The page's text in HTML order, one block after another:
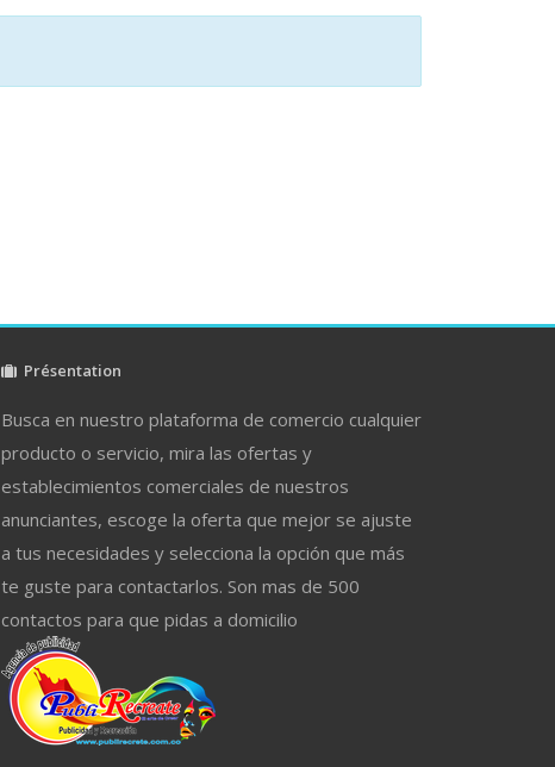
Présentation
Busca en nuestro plataforma de comercio cualquier
producto o servicio, mira las ofertas y
establecimientos comerciales de nuestros
anunciantes, escoge la oferta que mejor se ajuste
a tus necesidades y selecciona la opción que más
te guste para contactarlos. Son mas de 500
contactos para que pidas a domicilio